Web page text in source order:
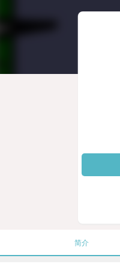
简介